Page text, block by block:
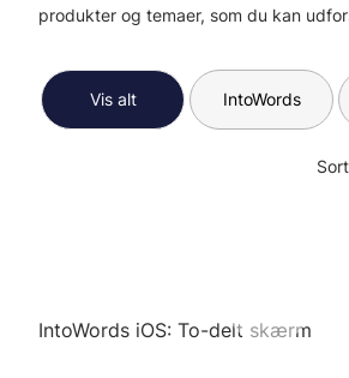
produkter og temaer, som du kan
Vis alt IntoWords
IntoWords iOS: To-delt skærm